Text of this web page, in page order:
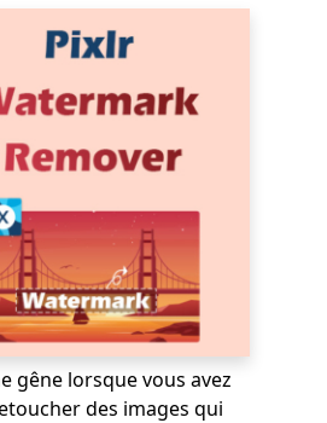
gêne lorsque vous avez
des images qui